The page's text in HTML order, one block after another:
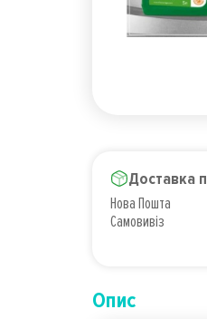
Доставка
Нова Пошта
Самовивіз
Опис